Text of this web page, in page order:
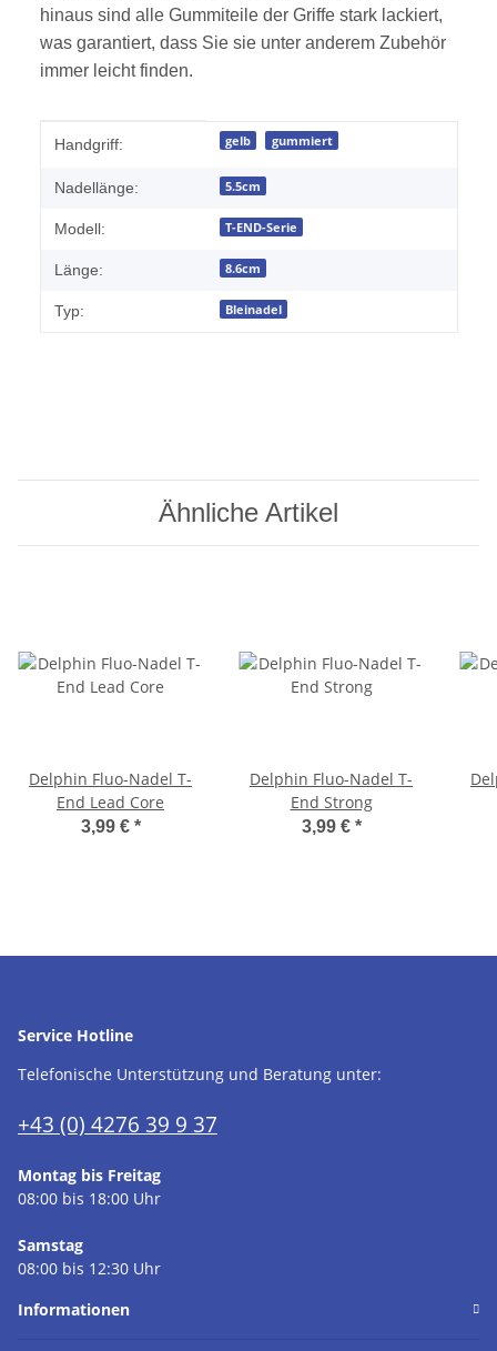
hinaus sind alle Gummiteile der Griffe stark lackiert,
was garantiert, dass Sie sie unter anderem Zubehör
immer leicht finden.
Produkteigenschaft
Wert
Handgriff: gelb gummiert
Nadellänge: 5.5cm
Modell: T-END-Serie
Länge: 8.6cm
Typ: Bleinadel
Ähnliche Artikel
Delphin Fluo-Nadel T-
End Lead Core
3,99 € *
Delphin Fluo-Nadel T-
End Strong
3,99 € *
Service Hotline
Telefonische Unterstützung und Beratung unter:
+43 (0) 4276 39 9 37
Montag bis Freitag
08:00 bis 18:00 Uhr
Samstag
08:00 bis 12:30 Uhr
Informationen